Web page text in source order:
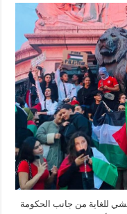
للغاية من جانب الحكومة